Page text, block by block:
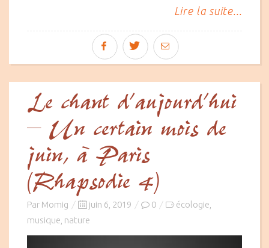
Lire la suite...
Le chant d’aujourd’hui
– Un certain mois de
juin, à Paris
(Rhapsodie 4)
Par Momig
Posted
on
juin 6, 2019 0 écologie,
musique, nature